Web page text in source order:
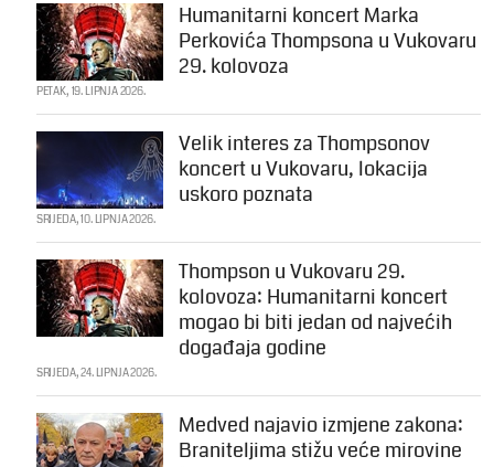
Humanitarni koncert Marka
Perkovića Thompsona u Vukovaru
29. kolovoza
PETAK, 19. LIPNJA 2026.
Velik interes za Thompsonov
koncert u Vukovaru, lokacija
uskoro poznata
SRIJEDA, 10. LIPNJA 2026.
Thompson u Vukovaru 29.
kolovoza: Humanitarni koncert
mogao bi biti jedan od najvećih
događaja godine
SRIJEDA, 24. LIPNJA 2026.
Medved najavio izmjene zakona:
Braniteljima stižu veće mirovine